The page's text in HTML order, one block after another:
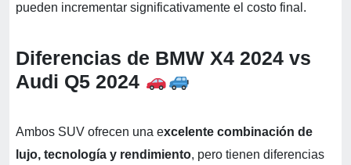
pueden incrementar significativamente el costo final.
Diferencias de BMW X4 2024 vs
Audi Q5 2024
Ambos SUV ofrecen una excelente combinación de
lujo, tecnología y rendimiento, pero tienen diferencias